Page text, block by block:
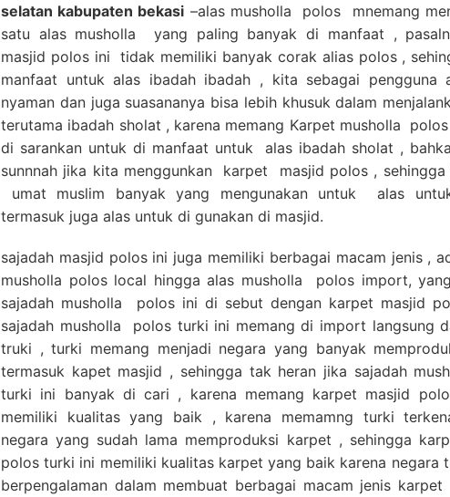
selatan kabupaten bekasi –alas musholla polos mnemang
satu alas musholla yang paling banyak di manfaat ,
masjid polos ini tidak memiliki banyak corak alias polos ,
manfaat untuk alas ibadah ibadah , kita sebagai pengguna
nyaman dan juga suasananya bisa lebih khusuk dalam
terutama ibadah sholat , karena memang Karpet musholla
di sarankan untuk di manfaat untuk alas ibadah sholat ,
sunnnah jika kita menggunkan karpet masjid polos , sehingga
umat muslim banyak yang mengunakan untuk alas
termasuk juga alas untuk di gunakan di masjid.
sajadah masjid polos ini juga memiliki berbagai macam jenis ,
musholla polos local hingga alas musholla polos import,
sajadah musholla polos ini di sebut dengan karpet masjid
sajadah musholla polos turki ini memang di import langsung
truki , turki memang menjadi negara yang banyak
termasuk kapet masjid , sehingga tak heran jika sajadah
turki ini banyak di cari , karena memang karpet masjid
memiliki kualitas yang baik , karena memamng turki
negara yang sudah lama memproduksi karpet , sehingga
polos turki ini memiliki kualitas karpet yang baik karena negara
berpengalaman dalam membuat berbagai macam jenis